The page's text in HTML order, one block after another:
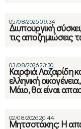
05/08/2026 09:34
Διυπουργική
τις
03/08/2026 23:30
Καρφιά Λαζαρίδη
ελληνική
Μάιο, θα είναι
02/08/2026 20:44
Μητσοτάκης: Η